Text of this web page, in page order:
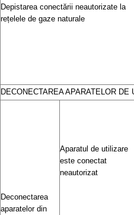
Depistarea conectării neautorizate la
rețelele de gaze naturale
DECONECTAREA APARATELOR
Deconectarea
aparatelor din
Aparatul de utilizare
este conectat
neautorizat